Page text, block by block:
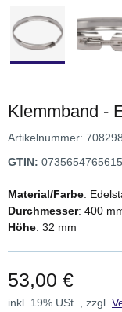
Klemmband -
Artikelnummer:
GTIN: 0735654765615
Material/Farbe:
Durchmesser: 400
Höhe: 32 mm
53,00 €
inkl. 19% USt. , zzgl.